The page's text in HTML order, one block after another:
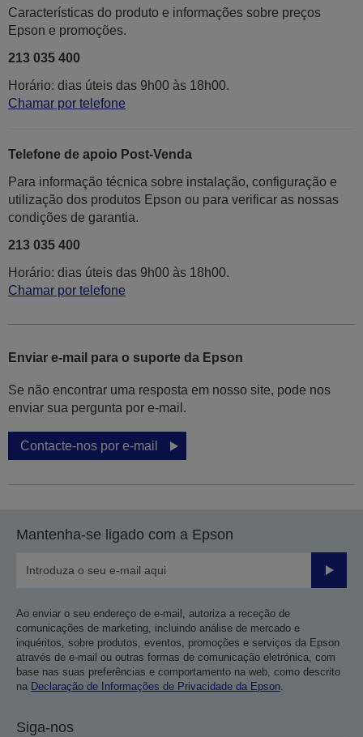
Características do produto e informações sobre preços
Epson e promoções.
213 035 400
Horário: dias úteis das 9h00 às 18h00.
Chamar por telefone
Telefone de apoio Post-Venda
Para informação técnica sobre instalação, configuração e
utilização dos produtos Epson ou para verificar as nossas
condições de garantia.
213 035 400
Horário: dias úteis das 9h00 às 18h00.
Chamar por telefone
Enviar e-mail para o suporte da Epson
Se não encontrar uma resposta em nosso site, pode nos
enviar sua pergunta por e-mail.
Contacte-nos por e-mail
Mantenha-se ligado com a Epson
Enviar
Ao enviar o seu endereço de e-mail, autoriza a receção de
comunicações de marketing, incluindo análise de mercado e
inquéritos, sobre produtos, eventos, promoções e serviços da Epson
através de e-mail ou outras formas de comunicação eletrónica, com
base nas suas preferências e comportamento na web, como descrito
na Declaração de Informações de Privacidade da Epson.
Siga-nos